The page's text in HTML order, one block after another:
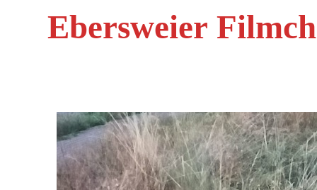
Ebersweier